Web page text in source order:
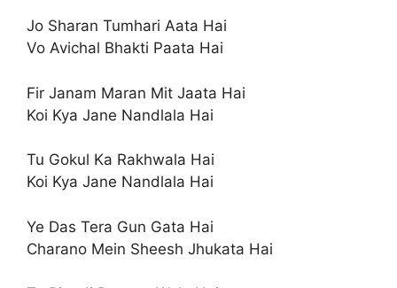
Jo Sharan Tumhari Aata Hai
Vo Avichal Bhakti Paata Hai
Fir Janam Maran Mit Jaata Hai
Koi Kya Jane Nandlala Hai
Tu Gokul Ka Rakhwala Hai
Koi Kya Jane Nandlala Hai
Ye Das Tera Gun Gata Hai
Charano Mein Sheesh Jhukata Hai